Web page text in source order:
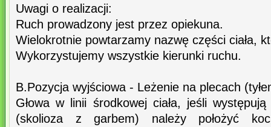
Uwagi o realizacji:
Ruch prowadzony jest przez opiekuna.
Wielokrotnie powtarzamy nazwę części ciała,
Wykorzystujemy wszystkie kierunki ruchu.
B.Pozycja wyjściowa - Leżenie na plecach
Głowa w linii środkowej ciała, jeśli
(skolioza z garbem) należy położyć